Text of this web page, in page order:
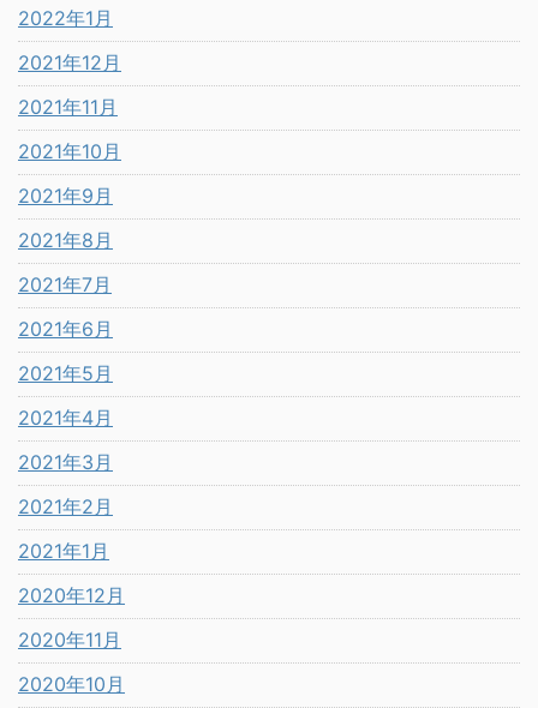
2022年1月
2021年12月
2021年11月
2021年10月
2021年9月
2021年8月
2021年7月
2021年6月
2021年5月
2021年4月
2021年3月
2021年2月
2021年1月
2020年12月
2020年11月
2020年10月